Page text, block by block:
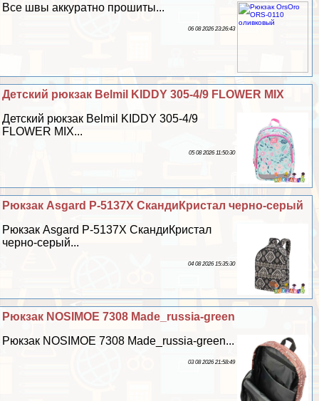
Все швы аккуратно прошиты...
06 08 2026 23:26:43
Детский рюкзак Belmil KIDDY 305-4/9 FLOWER MIX
Детский рюкзак Belmil KIDDY 305-4/9
FLOWER MIX...
05 08 2026 11:50:30
Рюкзак Asgard Р-5137Х СкандиКристал черно-серый
Рюкзак Asgard Р-5137Х СкандиКристал
черно-серый...
04 08 2026 15:35:30
Рюкзак NOSIMOE 7308 Made_russia-green
Рюкзак NOSIMOE 7308 Made_russia-green...
03 08 2026 21:58:49